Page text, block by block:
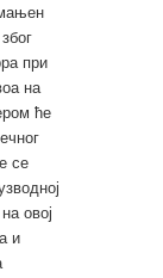
при
на
ће
се
овој
и